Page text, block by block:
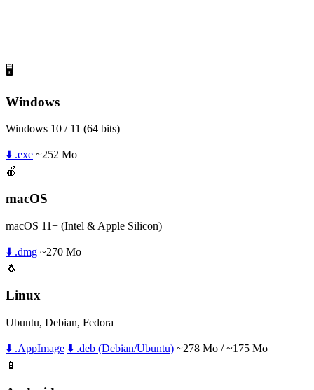
🖥️
Windows
Windows 10 / 11 (64 bits)
⬇️ .exe ~252 Mo
🍎
macOS
macOS 11+ (Intel & Apple Silicon)
⬇️ .dmg ~270 Mo
🐧
Linux
Ubuntu, Debian, Fedora
⬇️ .AppImage ⬇️ .deb (Debian/Ubuntu) ~278 Mo / ~175 Mo
📱